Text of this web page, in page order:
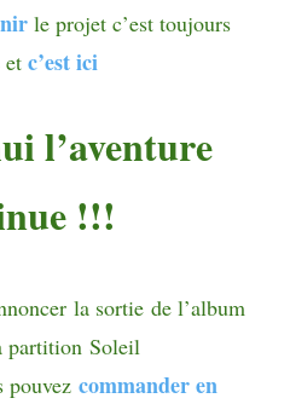
le projet c’est toujours
et c’est ici
l’aventure
!!!
la sortie de l’album
partition Soleil
pouvez commander en